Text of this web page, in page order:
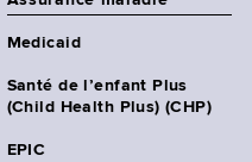
Medicaid
Santé de l’enfant Plus
(Child Health Plus) (CHP)
EPIC